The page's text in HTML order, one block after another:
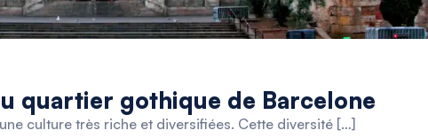
quartier gothique de Barcelone
culture très riche et diversifiées. Cette diversité […]